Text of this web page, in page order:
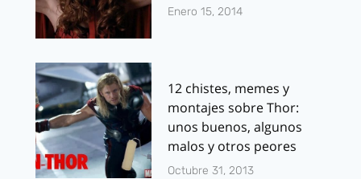
Enero 15, 2014
12 chistes, memes y
montajes sobre Thor:
unos buenos, algunos
malos y otros peores
Octubre 31, 2013